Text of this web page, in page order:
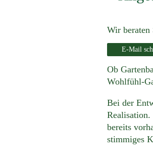
Wir beraten
E-Mail
Ob
Wohlfühl-
Bei der
bereits
stimmiges